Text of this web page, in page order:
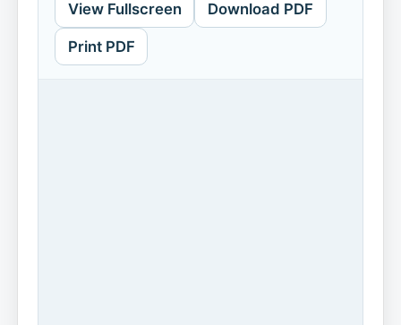
View Fullscreen Download PDF
Print PDF